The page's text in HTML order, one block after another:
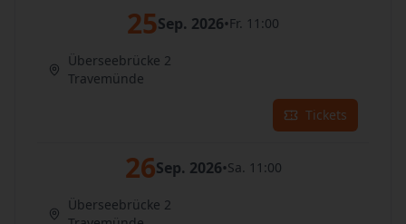
25Sep. 2026•Fr. 11:00
Überseebrücke 2
Travemünde
Tickets
26Sep. 2026•Sa. 11:00
Überseebrücke 2